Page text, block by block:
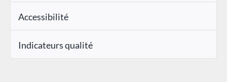
Accessibilité
Indicateurs qualité